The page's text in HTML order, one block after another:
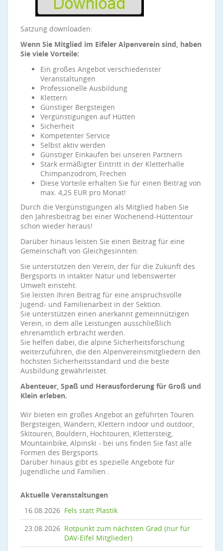
Satzung downloaden:
Wenn Sie Mitglied im Eifeler Alpenverein sind, haben
Sie viele Vorteile:
Ein großes Angebot verschiedenster
Veranstaltungen
Professionelle Ausbildung
Klettern
Günstiger Bergsteigen
Vergünstigungen auf Hütten
Sicherheit
Kompetenter Service
Selbst aktiv werden
Günstiger Einkaufen bei unseren Partnern
Stark ermäßigter Eintritt in der Kletterhalle
Chimpanzodrom, Frechen
Diese Vorteile erhalten Sie für einen Beitrag von
max. 4,25 EUR pro Monat!
Durch die Vergünstigungen als Mitglied haben Sie
den Jahresbeitrag bei einer Wochenend-Hüttentour
schon wieder heraus!
Darüber hinaus leisten Sie einen Beitrag für eine
Gemeinschaft von Gleichgesinnten:
Sie unterstützen den Verein, der für die Zukunft des
Bergsports in intakter Natur und lebenswerter
Umwelt einsteht.
Sie leisten Ihren Beitrag für eine anspruchsvolle
Jugend- und Familienarbeit in der Sektion.
Sie unterstützen einen anerkannt gemeinnützigen
Verein, in dem alle Leistungen ausschließlich
ehrenamtlich erbracht werden.
Sie helfen dabei, die alpine Sicherheitsforschung
weiterzuführen, die den Alpenvereinsmitgliedern den
höchsten Sicherheitsstandard und die beste
Ausbildung gewährleistet.
Abenteuer, Spaß und Herausforderung für Groß und
Klein erleben.
Wir bieten ein großes Angebot an geführten Touren.
Bergsteigen, Wandern, Klettern indoor und outdoor,
Skitouren, Bouldern, Hochtouren, Klettersteig,
Mountainbike, Alpinski - bei uns finden Sie fast alle
Formen des Bergsports.
Darüber hinaus gibt es spezielle Angebote für
Jugendliche und Familien..
Aktuelle Veranstaltungen
16.08.2026 Fels statt Plastik
23.08.2026 Rotpunkt zum nächsten Grad (nur für
DAV-Eifel Mitglieder)